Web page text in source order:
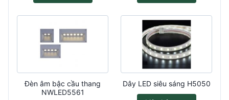
Đèn âm bậc cầu thang
NWLED5561
Dây LED siêu sáng H5050